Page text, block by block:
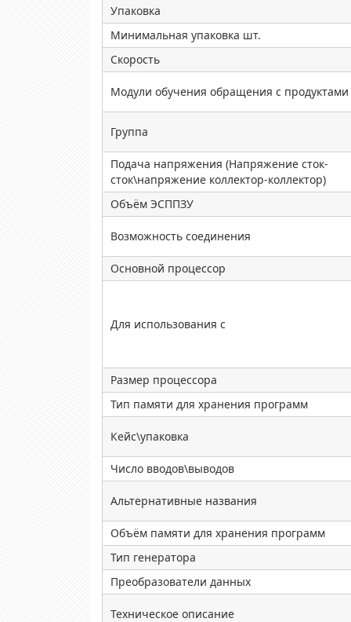
Упаковка
Минимальная упаковка шт.
Скорость
Модули обучения обращения с продуктами
Группа
Подача напряжения (Напряжение сток-
сток\напряжение коллектор-коллектор)
Объём ЭСППЗУ
Возможность соединения
Основной процессор
Для использования с
Размер процессора
Тип памяти для хранения программ
Кейс\упаковка
Число вводов\выводов
Альтернативные названия
Объём памяти для хранения программ
Тип генератора
Преобразователи данных
Техническое описание